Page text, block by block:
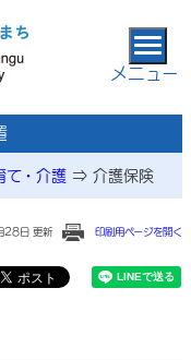
メニュー
て・介護 ⇒ 介護保険
28日 更新 印刷用ページを開く